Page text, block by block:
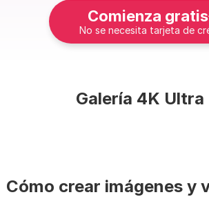
Comienza gratis
No se necesita tarjeta de
Galería 4K Ultra
Cómo crear imágenes y